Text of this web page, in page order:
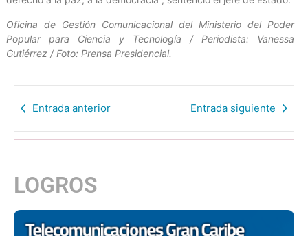
Oficina de Gestión Comunicacional del Ministerio del Poder
Popular para Ciencia y Tecnología / Periodista: Vanessa
Gutiérrez / Foto: Prensa Presidencial.
Entrada anterior Entrada siguiente
LOGROS